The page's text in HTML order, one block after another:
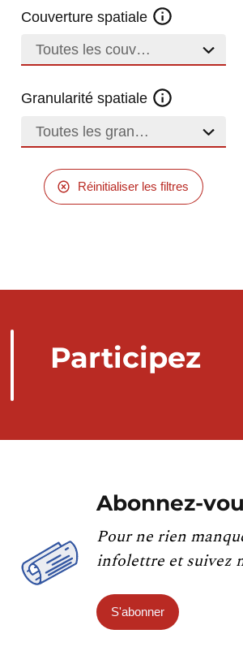
Couverture spatiale
Toutes les couvertures
Granularité spatiale
Toutes les granularités
Réinitialiser les filtres
Participez
Abonnez-
Pour ne rien
infolettre et suivez
S'abonner